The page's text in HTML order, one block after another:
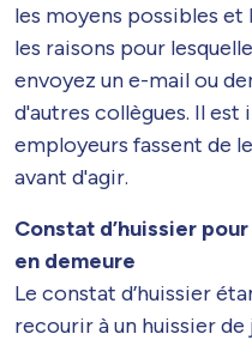
les moyens possibles
les raisons pour
envoyez un e-mail ou
d'autres collègues. Il est
employeurs fassent de
avant d'agir.
Constat d’huissier
en demeure
Le constat d’huissier
recourir à un huissier